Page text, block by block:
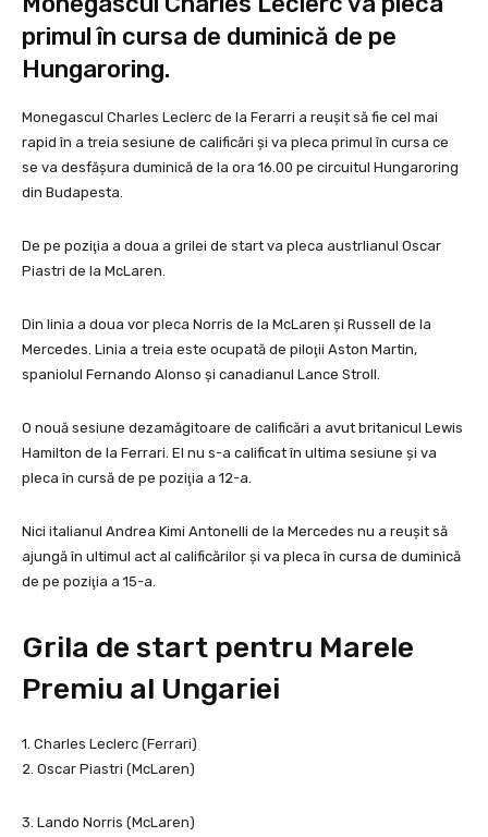
primul în cursa de duminică de pe
Hungaroring.
Monegascul Charles Leclerc de la Ferarri a reuşit să fie cel mai
rapid în a treia sesiune de calificări şi va pleca primul în cursa ce
se va desfăşura duminică de la ora 16.00 pe circuitul Hungaroring
din Budapesta.
De pe poziţia a doua a grilei de start va pleca austrlianul Oscar
Piastri de la McLaren.
Din linia a doua vor pleca Norris de la McLaren şi Russell de la
Mercedes. Linia a treia este ocupată de piloţii Aston Martin,
spaniolul Fernando Alonso şi canadianul Lance Stroll.
O nouă sesiune dezamăgitoare de calificări a avut britanicul Lewis
Hamilton de la Ferrari. El nu s-a calificat în ultima sesiune şi va
pleca în cursă de pe poziţia a 12-a.
Nici italianul Andrea Kimi Antonelli de la Mercedes nu a reuşit să
ajungă în ultimul act al calificărilor şi va pleca în cursa de duminică
de pe poziţia a 15-a.
Grila de start pentru Marele
Premiu al Ungariei
1. Charles Leclerc (Ferrari)
2. Oscar Piastri (McLaren)
3. Lando Norris (McLaren)